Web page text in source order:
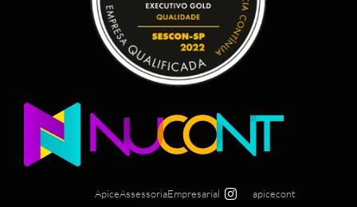
ApiceAssessoriaEmpresarial
apicecont